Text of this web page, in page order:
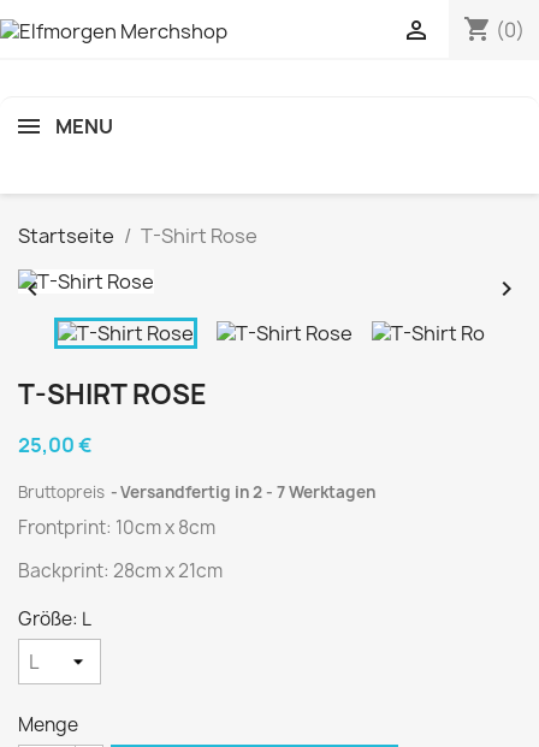
shopping_cart (0)

MENU
Startseite T-Shirt Rose
 
T-SHIRT ROSE
25,00 €
Bruttopreis Versandfertig in 2 - 7 Werktagen
Frontprint: 10cm x 8cm
Backprint: 28cm x 21cm
Größe: L
Menge